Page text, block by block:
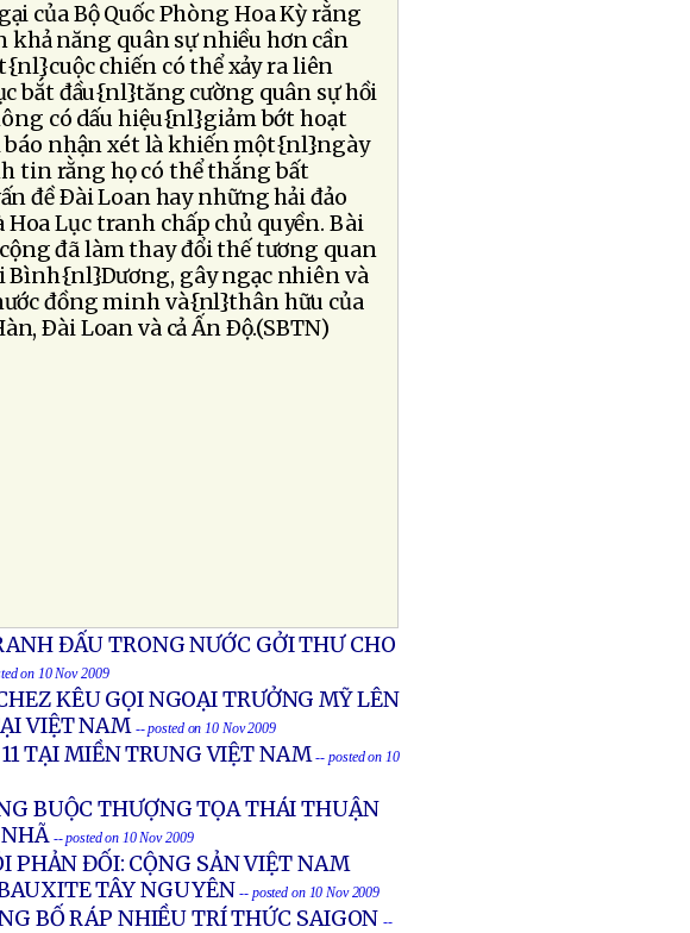
của Bộ Quốc Phòng Hoa Kỳ rằng
năng quân sự nhiều hơn cần
chiến có thể xảy ra liên
bắt đầu{nl}tăng cường quân sự hồi
có dấu hiệu{nl}giảm bớt hoạt
nhận xét là khiến một{nl}ngày
tin rằng họ có thể thắng bất
đề Ðài Loan hay những hải đảo
Lục tranh chấp chủ quyền. Bài
đã làm thay đổi thế tương quan
Bình{nl}Dương, gây ngạc nhiên và
đồng minh và{nl}thân hữu của
Ðài Loan và cả Ấn Ðộ.(SBTN)
ĐẤU TRONG NƯỚC GỞI THƯ CHO
on 10 Nov 2009
KÊU GỌI NGOẠI TRƯỞNG MỸ LÊN
VIỆT NAM -- posted on 10 Nov 2009
11 TẠI MIỀN TRUNG VIỆT NAM -- posted on 10
BUỘC THƯỢNG TỌA THÁI THUẬN
-- posted on 10 Nov 2009
PHẢN ĐỐI: CỘNG SẢN VIỆT NAM
TÂY NGUYÊN -- posted on 10 Nov 2009
BỐ RÁP NHIỀU TRÍ THỨC SAIGON --